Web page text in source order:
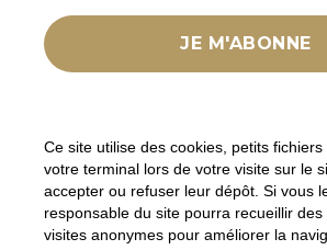
Ce site utilise des cookies, petits
votre terminal lors de votre visite sur le
accepter ou refuser leur dépôt. Si vous
responsable du site pourra recueillir
visites anonymes pour améliorer la